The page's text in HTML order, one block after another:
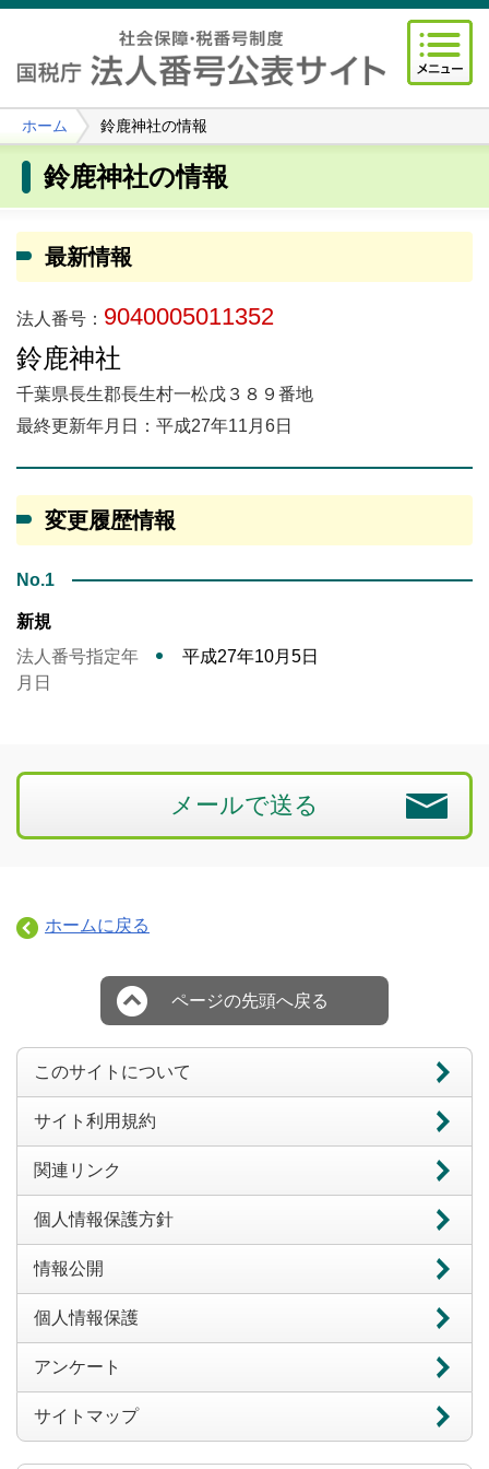
ホーム 鈴鹿神社の情報
鈴鹿神社の情報
最新情報
法人番号： 9040005011352
鈴鹿神社
千葉県長生郡長生村一松戊３８９番地
最終更新年月日：平成27年11月6日
変更履歴情報
No.1
新規
法人番号指定年
月日
平成27年10月5日
メールで送る
ホームに戻る
ページの先頭へ戻る
このサイトについて
サイト利用規約
関連リンク
個人情報保護方針
情報公開
個人情報保護
アンケート
サイトマップ